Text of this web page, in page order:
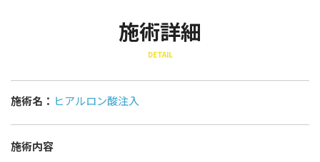
施術詳細
DETAIL
施術名： ヒアルロン酸注入
施術内容